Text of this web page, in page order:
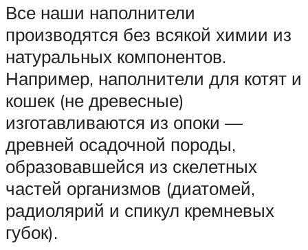
Все наши наполнители
производятся без всякой химии из
натуральных компонентов.
Например, наполнители для котят и
кошек (не древесные)
изготавливаются из опоки —
древней осадочной породы,
образовавшейся из скелетных
частей организмов (диатомей,
радиолярий и спикул кремневых
губок).